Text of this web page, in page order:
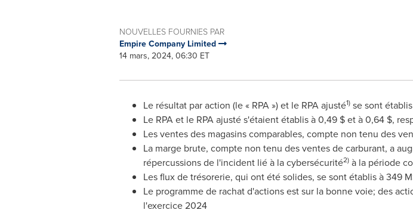
NOUVELLES FOURNIES PAR
Empire Company Limited
14 mars, 2024, 06:30 ET
Le résultat par action (le « RPA ») et le RPA ajusté1)se sont
Le RPA et le RPA ajusté s'étaient établis à 0,49 $ et à 0,64 $,
Les ventes des magasins comparables, compte non tenu des
La marge brute, compte non tenu des ventes de carburant, a
répercussions de l'incident lié à la cybersécurité2)à la période
Les flux de trésorerie, qui ont été solides, se sont établis à 349
Le programme de rachat d'actions est sur la bonne voie; des
l'exercice 2024